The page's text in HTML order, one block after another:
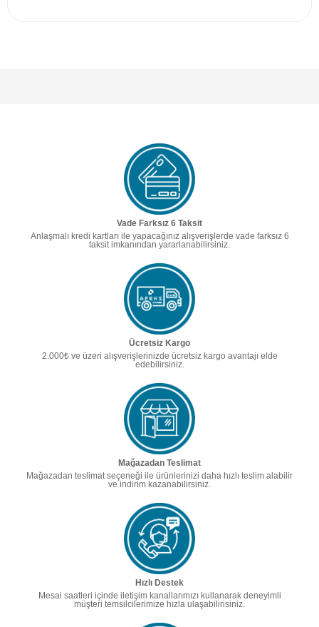
Vade Farksız 6 Taksit
Anlaşmalı kredi kartları ile yapacağınız alışverişlerde vade farksız 6
taksit imkanından yararlanabilirsiniz.
Ücretsiz Kargo
2.000₺ ve üzeri alışverişlerinizde ücretsiz kargo avantajı elde
edebilirsiniz.
Mağazadan Teslimat
Mağazadan teslimat seçeneği ile ürünlerinizi daha hızlı teslim alabilir
ve indirim kazanabilirsiniz.
Hızlı Destek
Mesai saatleri içinde iletişim kanallarımızı kullanarak deneyimli
müşteri temsilcilerimize hızla ulaşabilirisiniz.